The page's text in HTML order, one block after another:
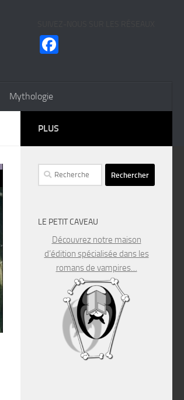
Mythologie
PLUS
Rechercher :
LE PETIT CAVEAU
Découvrez notre maison
d’édition spécialisée dans les
romans de vampires…